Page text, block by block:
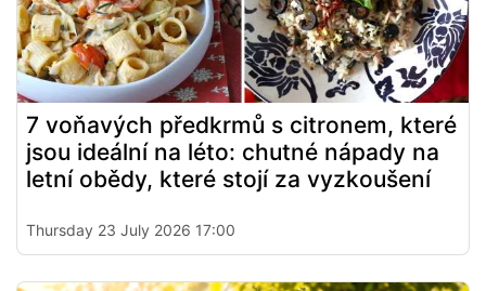
7 voňavých předkrmů s citronem, které
jsou ideální na léto: chutné nápady na
letní obědy, které stojí za vyzkoušení
Thursday 23 July 2026 17:00